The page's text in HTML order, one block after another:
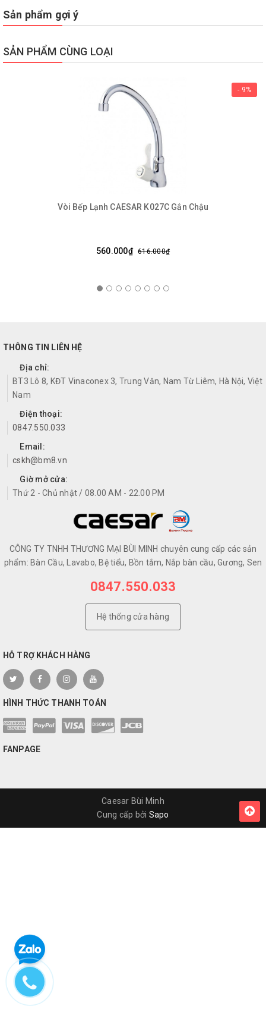
Sản phẩm gợi ý
SẢN PHẨM CÙNG LOẠI
- 9%
Vòi Bếp Lạnh CAESAR K027C Gắn Chậu
560.000₫ 616.000₫
THÔNG TIN LIÊN HỆ
Địa chỉ:
BT3 Lô 8, KĐT Vinaconex 3, Trung Văn, Nam Từ Liêm, Hà Nội, Việt
Nam
Điện thoại:
0847.550.033
Email:
cskh@bm8.vn
Giờ mở cửa:
Thứ 2 - Chủ nhật / 08.00 AM - 22.00 PM
CÔNG TY TNHH THƯƠNG MẠI BÙI MINH chuyên cung cấp các sản
phẩm: Bàn Cầu, Lavabo, Bệ tiểu, Bồn tắm, Nắp bàn cầu, Gương, Sen
0847.550.033
Hệ thống cửa hàng
HỖ TRỢ KHÁCH HÀNG
HÌNH THỨC THANH TOÁN
FANPAGE
Caesar Bùi Minh
Cung cấp bởi Sapo